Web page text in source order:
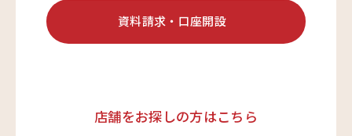
0120-03-4649
受付時間：9:00～17:00（土・日・祝日を除く）
資料請求・口座開設
店舗をお探しの方はこちら